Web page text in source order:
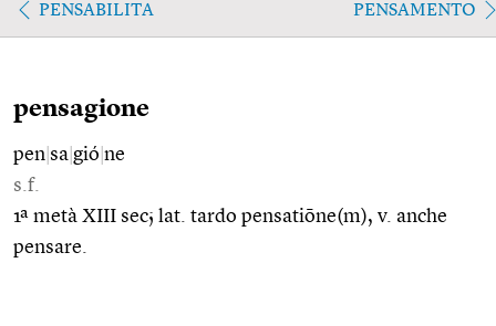
PENSABILITA PENSAMENTO
pensagione
pen sa gió ne
s.f.
1ª metà XIII sec; lat. tardo pensatiōne(m), v. anche
pensare.